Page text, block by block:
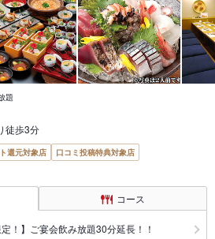
題
徒歩3分
還元対象店
口コミ投稿特典対象店
コース
！】ご宴会飲み放題30分延長！！